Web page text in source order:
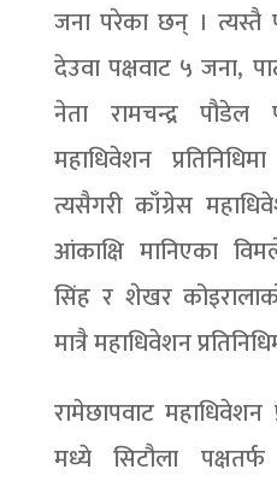
जना परेका छन् । त्यस्तै
देउवा पक्षवाट ५ जना,
नेता रामचन्द्र पौडेल
महाधिवेशन
त्यसैगरी काँग्रेस
आंकाक्षि मानिएका
सिंह र शेखर
मात्रै महाधिवेशन
रामेछापवाट महाधिवेशन
मध्ये सिटौला